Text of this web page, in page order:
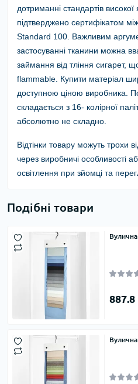
дотриманні стандартів високої
підтверджено сертифікатом
Standard 100. Важливим
застосуванні тканини можна
займання від тління сигарет,
flammable. Купити матеріал
доступною ціною виробника.
складається з 16- колірної
абсолютно не складно.
Відтінки товару можуть трохи
через виробничі особливості
освітлення при зйомці та
Подібні товари
887.8